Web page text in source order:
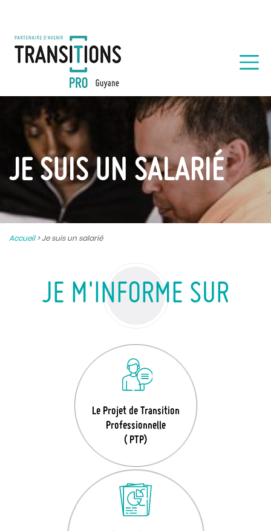
JE SUIS UN SALARIÉ
Accueil>Je suis un salarié
JE M'INFORME SUR
Le Projet de Transition
Professionnelle
( PTP)